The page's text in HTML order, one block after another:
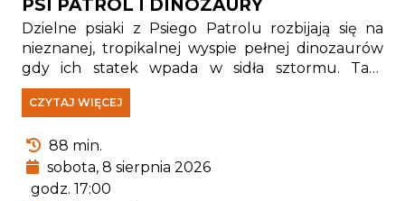
PSI PATROL I DINOZAURY
Dzielne psiaki z Psiego Patrolu rozbijają się na
nieznanej, tropikalnej wyspie pełnej dinozaurów
gdy ich statek wpada w sidła sztormu. Tam
spotykają Rexa — szczeniaka, który od lat jest
uwięziony na wyspie i stał się prawdziwym
pradawnymi gadami.
CZYTAJ WIĘCEJ
88 min.
sobota, 8 sierpnia 2026
godz. 17:00